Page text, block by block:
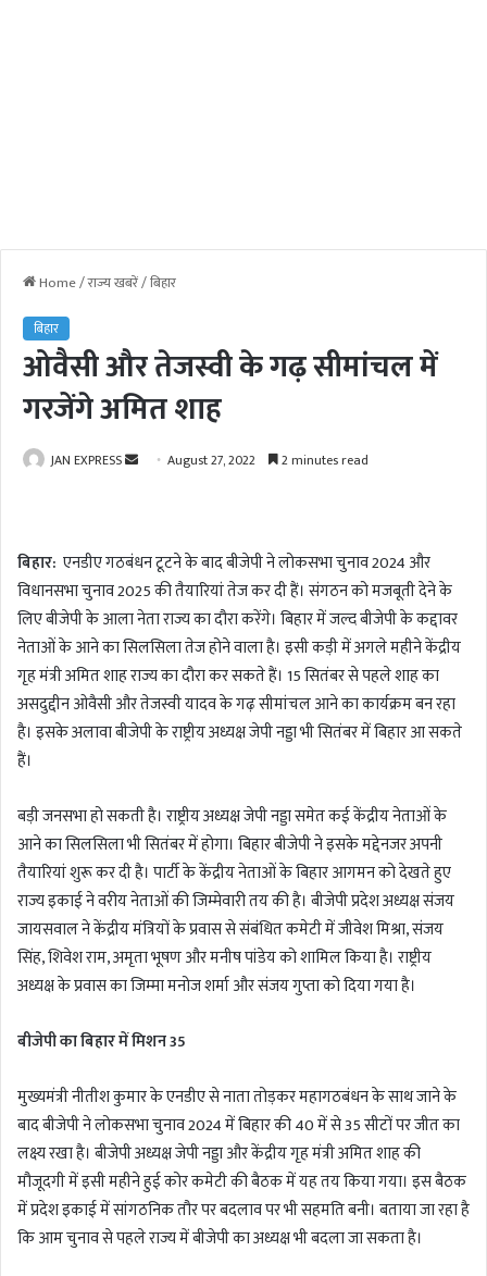
Home/राज्य खबरें/बिहार
बिहार
ओवैसी और तेजस्वी के गढ़ सीमांचल में
गरजेंगे अमित शाह
JAN EXPRESS
a
n
e
m
a
i
l
August 27, 2022 2 minutes read
बिहार: एनडीए गठबंधन टूटने के बाद बीजेपी ने लोकसभा चुनाव 2024 और
विधानसभा चुनाव 2025 की तैयारियां तेज कर दी हैं। संगठन को मजबूती देने के
लिए बीजेपी के आला नेता राज्य का दौरा करेंगे। बिहार में जल्द बीजेपी के कद्दावर
नेताओं के आने का सिलसिला तेज होने वाला है। इसी कड़ी में अगले महीने केंद्रीय
गृह मंत्री अमित शाह राज्य का दौरा कर सकते हैं। 15 सितंबर से पहले शाह का
असदुद्दीन ओवैसी और तेजस्वी यादव के गढ़ सीमांचल आने का कार्यक्रम बन रहा
है। इसके अलावा बीजेपी के राष्ट्रीय अध्यक्ष जेपी नड्डा भी सितंबर में बिहार आ सकते
हैं।
बड़ी जनसभा हो सकती है। राष्ट्रीय अध्यक्ष जेपी नड्डा समेत कई केंद्रीय नेताओं के
आने का सिलसिला भी सितंबर में होगा। बिहार बीजेपी ने इसके मद्देनजर अपनी
तैयारियां शुरू कर दी है। पार्टी के केंद्रीय नेताओं के बिहार आगमन को देखते हुए
राज्य इकाई ने वरीय नेताओं की जिम्मेवारी तय की है। बीजेपी प्रदेश अध्यक्ष संजय
जायसवाल ने केंद्रीय मंत्रियों के प्रवास से संबंधित कमेटी में जीवेश मिश्रा, संजय
सिंह, शिवेश राम, अमृता भूषण और मनीष पांडेय को शामिल किया है। राष्ट्रीय
अध्यक्ष के प्रवास का जिम्मा मनोज शर्मा और संजय गुप्ता को दिया गया है।
बीजेपी का बिहार में मिशन 35
मुख्यमंत्री नीतीश कुमार के एनडीए से नाता तोड़कर महागठबंधन के साथ जाने के
बाद बीजेपी ने लोकसभा चुनाव 2024 में बिहार की 40 में से 35 सीटों पर जीत का
लक्ष्य रखा है। बीजेपी अध्यक्ष जेपी नड्डा और केंद्रीय गृह मंत्री अमित शाह की
मौजूदगी में इसी महीने हुई कोर कमेटी की बैठक में यह तय किया गया। इस बैठक
में प्रदेश इकाई में सांगठनिक तौर पर बदलाव पर भी सहमति बनी। बताया जा रहा है
कि आम चुनाव से पहले राज्य में बीजेपी का अध्यक्ष भी बदला जा सकता है।